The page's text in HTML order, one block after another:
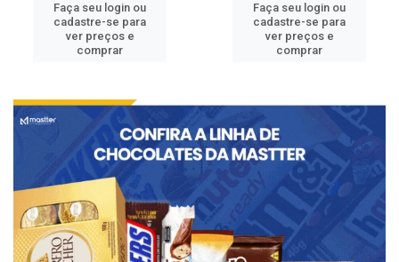
Faça seu login ou
cadastre-se para
ver preços e
comprar
Faça seu login ou
cadastre-se para
ver preços e
comprar